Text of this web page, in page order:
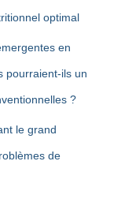
optimal
en
pourraient-ils un
?
le grand
de